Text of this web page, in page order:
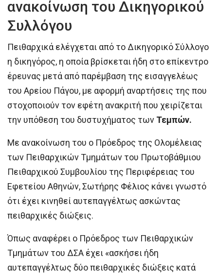
ανακοίνωση του Δικηγορικού
Συλλόγου
Πειθαρχικά ελέγχεται από το Δικηγορικό Σύλλογο
η δικηγόρος, η οποία βρίσκεται ήδη στο επίκεντρο
έρευνας μετά από παρέμβαση της εισαγγελέως
του Αρείου Πάγου, με αφορμή αναρτήσεις της που
στοχοποιούν τον εφέτη ανακριτή που χειρίζεται
την υπόθεση του δυστυχήματος των Τεμπών.
Με ανακοίνωση του ο Πρόεδρος της Ολομέλειας
των Πειθαρχικών Τμημάτων του Πρωτοβάθμιου
Πειθαρχικού Συμβουλίου της Περιφέρειας του
Εφετείου Αθηνών, Σωτήρης Φέλιος κάνει γνωστό
ότι έχει κινηθεί αυτεπαγγέλτως ασκώντας
πειθαρχικές διώξεις.
Όπως αναφέρει ο Πρόεδρος των Πειθαρχικών
Τμημάτων του ΔΣΑ έχει «ασκήσει ήδη
αυτεπαγγέλτως δύο πειθαρχικές διώξεις κατά